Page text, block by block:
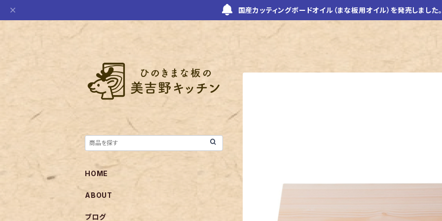
国産カッティングボードオイル（まな板用オイル）を発売しました。
HOME
ABOUT
ブログ